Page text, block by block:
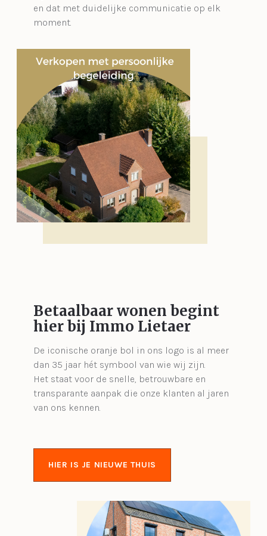
en dat met duidelijke communicatie op elk
moment.
Betaalbaar wonen begint
hier bij Immo Lietaer
De iconische oranje bol in ons logo is al meer
dan 35 jaar hét symbool van wie wij zijn.
Het staat voor de snelle, betrouwbare en
transparante aanpak die onze klanten al jaren
van ons kennen.
HIER IS JE NIEUWE THUIS